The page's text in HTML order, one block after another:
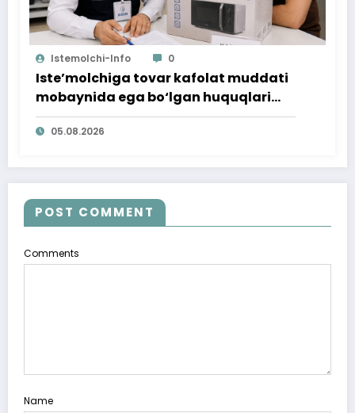
Istemolchi-Info 0
Iste’molchiga tovar kafolat muddati
mobaynida ega bo‘lgan huquqlari
ta’minlab berildi
05.08.2026
POST COMMENT
Comments
Name